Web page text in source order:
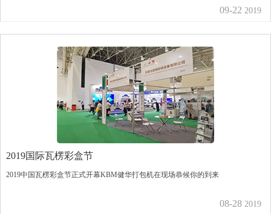
09-22 2019
2019国际瓦楞彩盒节
2019中国瓦楞彩盒节正式开幕KBM健华打包机在现场恭候你的到来
08-28 2019